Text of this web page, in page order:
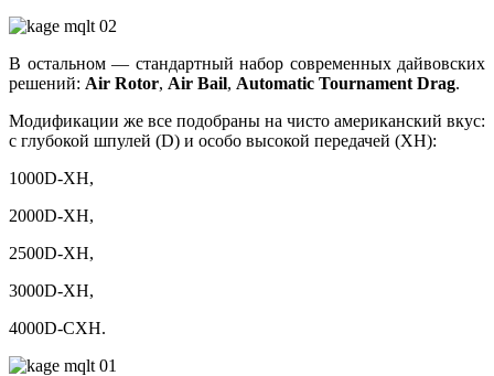
В остальном — стандартный набор современных дайвовских
решений: Air Rotor, Air Bail, Automatic Tournament Drag.
Модификации же все подобраны на чисто американский вкус:
с глубокой шпулей (D) и особо высокой передачей (XH):
1000D-XH,
2000D-XH,
2500D-XH,
3000D-XH,
4000D-CXH.